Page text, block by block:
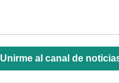
Unirme al canal de